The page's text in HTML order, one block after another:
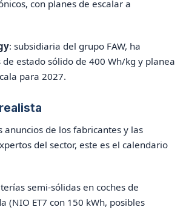
con planes de escalar a
: subsidiaria del grupo FAW, ha
estado sólido de 400 Wh/kg y planea
para 2027.
anuncios de los fabricantes y las
del sector, este es el calendario
semi-sólidas en coches de
(NIO ET7 con 150 kWh, posibles